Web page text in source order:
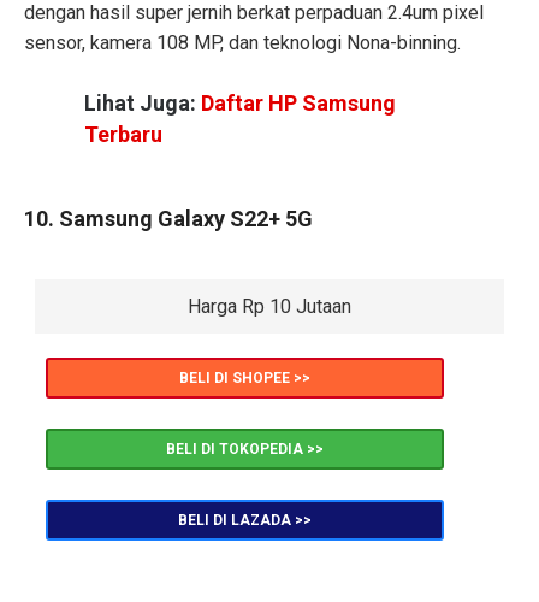
dengan hasil super jernih berkat perpaduan 2.4um pixel
sensor, kamera 108 MP, dan teknologi Nona-binning.
Lihat Juga: Daftar HP Samsung
Terbaru
10. Samsung Galaxy S22+ 5G
Harga Rp 10 Jutaan
BELI DI SHOPEE >>
BELI DI TOKOPEDIA >>
BELI DI LAZADA >>